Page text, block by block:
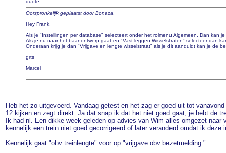
quote:
Oorspronkelijk geplaatst door Bonaza
Hey Frank,
Als je "Instellingen per database" selecteert onder het rolmenu Algemeen. Dan kan
Als je nu naar het baanontwerp gaat en "Vast leggen Wisselstraten" selecteer dan
Onderaan krijg je dan "Vrijgave en lengte wisselstraat" als je dit aanduidt kan je de
grts
Marcel
Heb het zo uitgevoerd. Vandaag getest en het zag er goed uit tot
12 kijken en zegt direkt: Ja dat snap ik dat het niet goed gaat, je hebt de
Ik had nl. Een dikke week geleden op advies van Wim alles omgezet
kennelijk een trein niet goed gecorrigeerd of later veranderd omdat ik
Kennelijk gaat "obv treinlengte" voor op "vrijgave obv bezetmelding."